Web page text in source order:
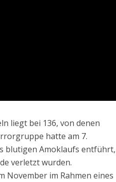
liegt bei 136, von denen
hatte am 7.
blutigen Amoklaufs entführt,
verletzt wurden.
November im Rahmen eines